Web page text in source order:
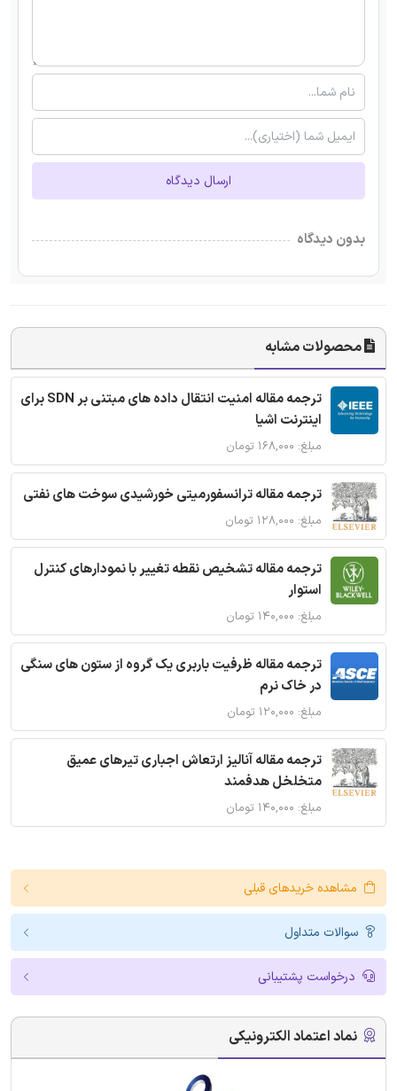
ارسال دیدگاه
بدون دیدگاه
محصولات مشابه
ترجمه مقاله امنیت انتقال داده های مبتنی بر SDN برای
اینترنت اشیا
مبلغ: ۱۶۸,۰۰۰ تومان
ترجمه مقاله ترانسفورمیتی خورشیدی سوخت های نفتی
مبلغ: ۱۲۸,۰۰۰ تومان
ترجمه مقاله تشخیص نقطه تغییر با نمودارهای کنترل
استوار
مبلغ: ۱۴۰,۰۰۰ تومان
ترجمه مقاله ظرفیت باربری یک گروه از ستون های سنگی
در خاک نرم
مبلغ: ۱۲۰,۰۰۰ تومان
ترجمه مقاله آنالیز ارتعاش اجباری تیرهای عمیق
متخلخل هدفمند
مبلغ: ۱۴۰,۰۰۰ تومان
مشاهده خریدهای قبلی
سوالات متداول
درخواست پشتیبانی
نماد اعتماد الکترونیکی